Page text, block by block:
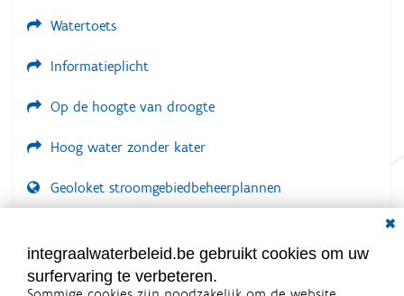
Watertoets
Informatieplicht
Op de hoogte van droogte
Hoog water zonder kater
Geoloket stroomgebiedbeheerplannen
LOGIN VEREIST
integraalwaterbeleid.be gebruikt cookies om uw
surfervaring te verbeteren.